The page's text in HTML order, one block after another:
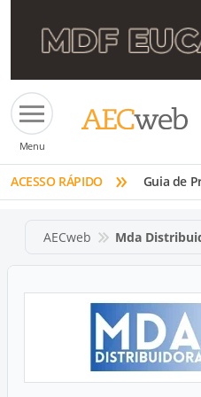
Menu
ACESSO RÁPIDO » Guia de
AECweb Mda